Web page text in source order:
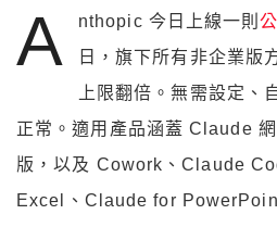
A nthopic 今日上線一則
日，旗下所有非企業版
上限翻倍。無需設定、
正常。適用產品涵蓋 Claude
版，以及 Cowork、Claude
Excel、Claude for